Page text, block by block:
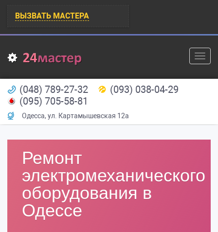
ВЫЗВАТЬ МАСТЕРА
(048) 789-27-32
(093) 038-04-29
(095) 705-58-81
Одесса, ул. Картамышевская 12а
Ремонт
электромеханического
оборудования в
Одессе